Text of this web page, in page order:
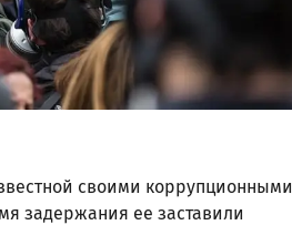
своими коррупционными
задержания ее заставили